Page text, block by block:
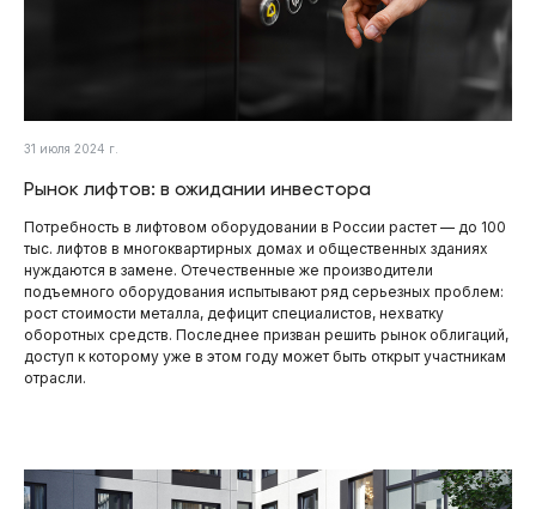
31 июля 2024 г.
Рынок лифтов: в ожидании инвестора
Потребность в лифтовом оборудовании в России растет — до 100
тыс. лифтов в многоквартирных домах и общественных зданиях
нуждаются в замене. Отечественные же производители
подъемного оборудования испытывают ряд серьезных проблем:
рост стоимости металла, дефицит специалистов, нехватку
оборотных средств. Последнее призван решить рынок облигаций,
доступ к которому уже в этом году может быть открыт участникам
отрасли.